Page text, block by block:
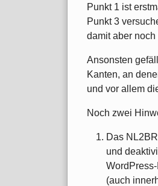
Punkt 1 ist
Punkt 3
damit aber
Ansonsten
Kanten, an
und vor allem
Noch zwei
Das
und
(auch